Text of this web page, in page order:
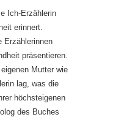
Ich-Erzählerin
erinnert.
Erzählerinnen
präsentieren.
Mutter wie
lag, was die
höchsteigenen
des Buches